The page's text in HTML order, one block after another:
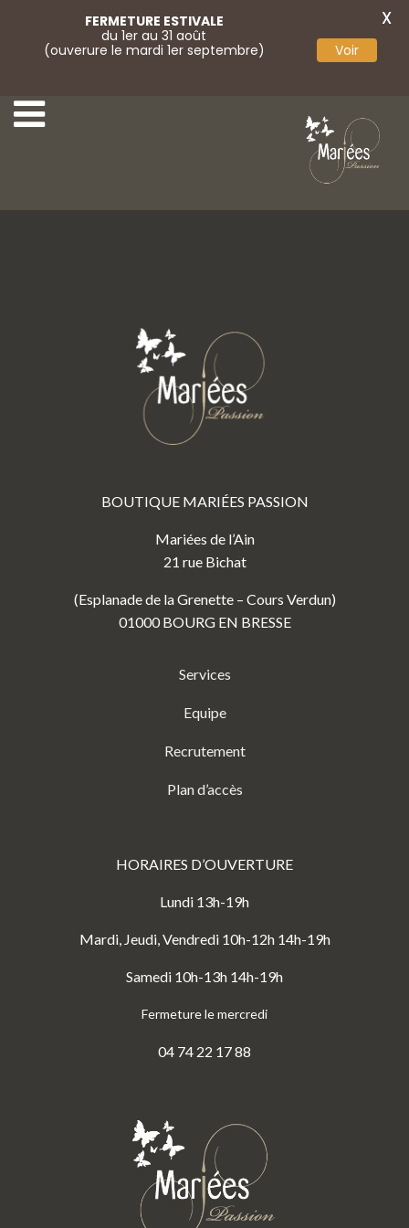
BOUTIQUE MARIÉES PASSION
Mariées de l’Ain
21 rue Bichat
(Esplanade de la Grenette – Cours Verdun)
01000 BOURG EN BRESSE
Services
Equipe
Recrutement
Plan d’accès
HORAIRES D’OUVERTURE
Lundi 13h-19h
Mardi, Jeudi, Vendredi 10h-12h 14h-19h
Samedi 10h-13h 14h-19h
Fermeture le mercredi
04 74 22 17 88
FERMETURE ESTIVALE
du 1er au 31 août
(ouverure le mardi 1er septembre)
Voir
X